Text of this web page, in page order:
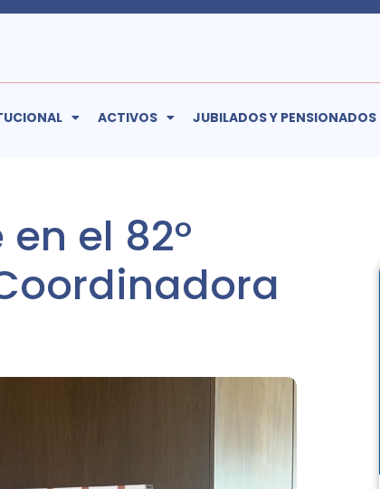
ACTIVOS JUBILADOS Y PENSIONADOS
en el 82°